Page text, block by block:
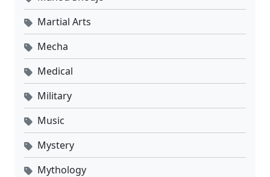
Martial Arts
Mecha
Medical
Military
Music
Mystery
Mythology